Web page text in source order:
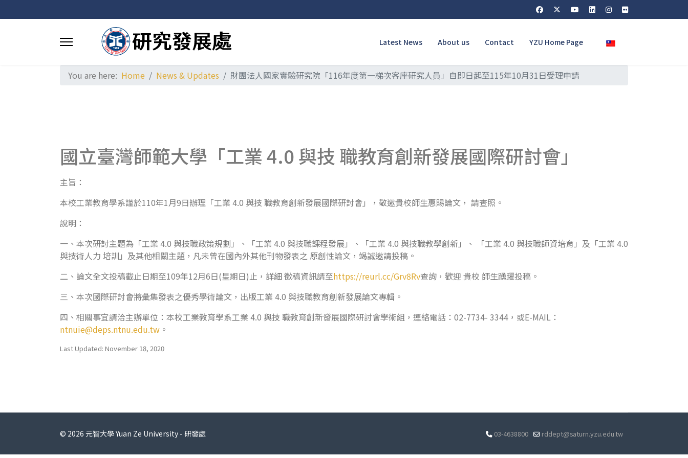
Latest News About us Contact YZU Home Page Select your language
You are here: Home News & Updates 財團法人國家實驗研究院「116年度第一梯次客座研究人員」自即日起至115年10月31日受理申請
國立臺灣師範大學「工業 4.0 與技 職教育創新發展國際研討會」
主旨：
本校工業教育學系謹於110年1月9日辦理「工業 4.0 與技 職教育創新發展國際研討會」，敬邀貴校師生惠賜論文， 請查照。
說明：
一、本次研討主題為「工業 4.0 與技職政策規劃」、「工業 4.0 與技職課程發展」、「工業 4.0 與技職教學創新」、 「工業 4.0 與技職師資培育」及「工業 4.0
與技術人力 培訓」及其他相關主題，凡未曾在國內外其他刊物發表之 原創性論文，竭誠邀請投稿。
二、論文全文投稿截止日期至109年12月6日(星期日)止，詳細 徵稿資訊請至https://reurl.cc/Grv8Rv查詢，歡迎 貴校 師生踴躍投稿。
三、本次國際研討會將彙集發表之優秀學術論文，出版工業 4.0 與技職教育創新發展論文專輯。
四、相關事宜請洽主辦單位：本校工業教育學系工業 4.0 與技 職教育創新發展國際研討會學術組，連絡電話：02-7734- 3344，或E-MAIL：
ntnuie@deps.ntnu.edu.tw 。
Last Updated: November 18, 2020
© 2026 元智大學 Yuan Ze University - 研發處 03-4638800 rddept@saturn.yzu.edu.tw